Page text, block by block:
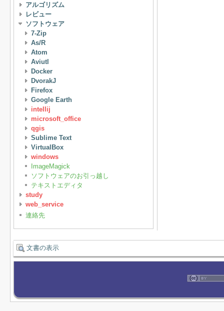
アルゴリズム
レビュー
ソフトウェア
7-Zip
As/R
Atom
Aviutl
Docker
DvorakJ
Firefox
Google Earth
intellij
microsoft_office
qgis
Sublime Text
VirtualBox
windows
ImageMagick
ソフトウェアのお引っ越し
テキストエディタ
study
web_service
連絡先
文書の表示